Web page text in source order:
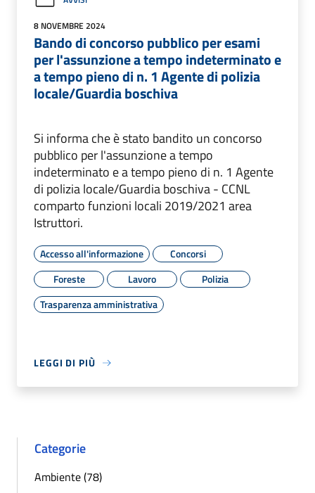
8 NOVEMBRE 2024
Bando di concorso pubblico per esami
per l'assunzione a tempo indeterminato e
a tempo pieno di n. 1 Agente di polizia
locale/Guardia boschiva
Si informa che è stato bandito un concorso
pubblico per l'assunzione a tempo
indeterminato e a tempo pieno di n. 1 Agente
di polizia locale/Guardia boschiva - CCNL
comparto funzioni locali 2019/2021 area
Istruttori.
Accesso all'informazione
Concorsi
Foreste
Lavoro
Polizia
Trasparenza amministrativa
LEGGI DI PIÙ
Categorie
Ambiente (78)